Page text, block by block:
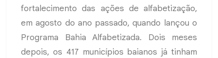
fortalecimento das ações de alfabetização,
em agosto do ano passado, quando lançou o
Programa Bahia Alfabetizada. Dois meses
depois, os 417 municípios baianos já tinham